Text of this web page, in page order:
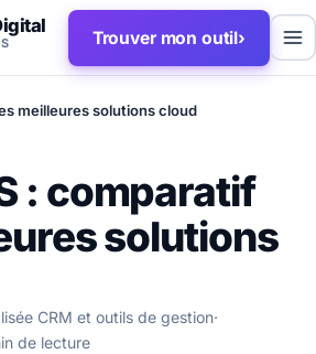
Trouver mon outil›
meilleures solutions cloud
: comparatif
solutions
CRM et outils de gestion·
de lecture